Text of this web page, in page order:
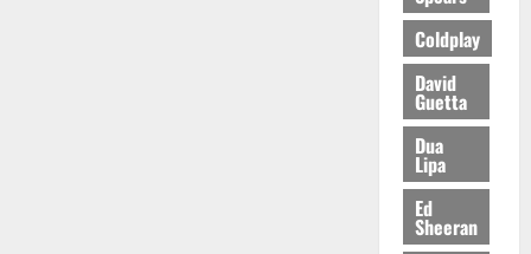
Coldplay
David
Guetta
Dua
Lipa
Ed
Sheeran